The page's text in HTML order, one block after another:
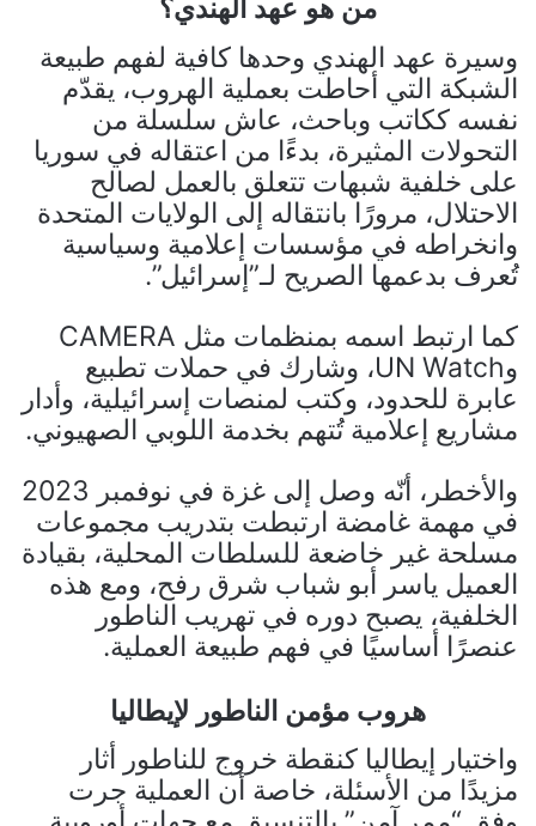
من هو عهد الهندي؟
وسيرة عهد الهندي وحدها كافية لفهم طبيعة
الشبكة التي أحاطت بعملية الهروب، يقدّم
نفسه ككاتب وباحث، عاش سلسلة من
التحولات المثيرة، بدءًا من اعتقاله في سوريا
على خلفية شبهات تتعلق بالعمل لصالح
الاحتلال، مرورًا بانتقاله إلى الولايات المتحدة
وانخراطه في مؤسسات إعلامية وسياسية
تُعرف بدعمها الصريح لـ”إسرائيل”.
كما ارتبط اسمه بمنظمات مثل CAMERA
وUN Watch، وشارك في حملات تطبيع
عابرة للحدود، وكتب لمنصات إسرائيلية، وأدار
مشاريع إعلامية تُتهم بخدمة اللوبي الصهيوني.
والأخطر، أنّه وصل إلى غزة في نوفمبر 2023
في مهمة غامضة ارتبطت بتدريب مجموعات
مسلحة غير خاضعة للسلطات المحلية، بقيادة
العميل ياسر أبو شباب شرق رفح، ومع هذه
الخلفية، يصبح دوره في تهريب الناطور
عنصرًا أساسيًا في فهم طبيعة العملية.
هروب مؤمن الناطور لإيطاليا
واختيار إيطاليا كنقطة خروج للناطور أثار
مزيدًا من الأسئلة، خاصة أن العملية جرت